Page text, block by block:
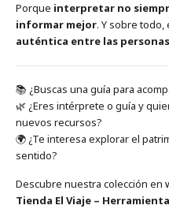
Porque interpretar no
informar mejor. Y sobre todo,
auténtica entre las
📚 ¿Buscas una guía para
🌿 ¿Eres intérprete o guía y
nuevos recursos?
🌍 ¿Te interesa explorar el
sentido?
Descubre nuestra colección en
Tienda El Viaje –